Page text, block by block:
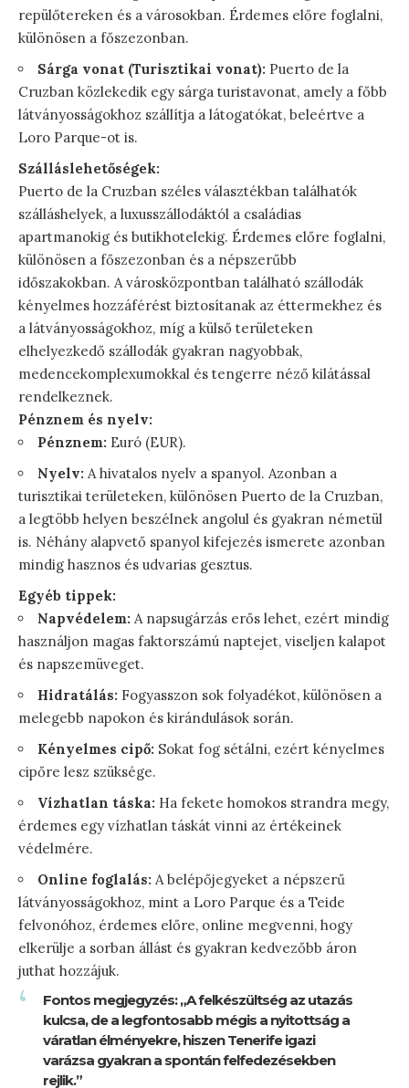
repülőtereken és a városokban. Érdemes előre foglalni,
különösen a főszezonban.
Sárga vonat (Turisztikai vonat): Puerto de la
Cruzban közlekedik egy sárga turistavonat, amely a főbb
látványosságokhoz szállítja a látogatókat, beleértve a
Loro Parque-ot is.
Szálláslehetőségek:
Puerto de la Cruzban széles választékban találhatók
szálláshelyek, a luxusszállodáktól a családias
apartmanokig és butikhotelekig. Érdemes előre foglalni,
különösen a főszezonban és a népszerűbb
időszakokban. A városközpontban található szállodák
kényelmes hozzáférést biztosítanak az éttermekhez és
a látványosságokhoz, míg a külső területeken
elhelyezkedő szállodák gyakran nagyobbak,
medencekomplexumokkal és tengerre néző kilátással
rendelkeznek.
Pénznem és nyelv:
Pénznem: Euró (EUR).
Nyelv: A hivatalos nyelv a spanyol. Azonban a
turisztikai területeken, különösen Puerto de la Cruzban,
a legtöbb helyen beszélnek angolul és gyakran németül
is. Néhány alapvető spanyol kifejezés ismerete azonban
mindig hasznos és udvarias gesztus.
Egyéb tippek:
Napvédelem: A napsugárzás erős lehet, ezért mindig
használjon magas faktorszámú naptejet, viseljen kalapot
és napszemüveget.
Hidratálás: Fogyasszon sok folyadékot, különösen a
melegebb napokon és kirándulások során.
Kényelmes cipő: Sokat fog sétálni, ezért kényelmes
cipőre lesz szüksége.
Vízhatlan táska: Ha fekete homokos strandra megy,
érdemes egy vízhatlan táskát vinni az értékeinek
védelmére.
Online foglalás: A belépőjegyeket a népszerű
látványosságokhoz, mint a Loro Parque és a Teide
felvonóhoz, érdemes előre, online megvenni, hogy
elkerülje a sorban állást és gyakran kedvezőbb áron
juthat hozzájuk.
Fontos megjegyzés: „A felkészültség az utazás
kulcsa, de a legfontosabb mégis a nyitottság a
váratlan élményekre, hiszen Tenerife igazi
varázsa gyakran a spontán felfedezésekben
rejlik.”